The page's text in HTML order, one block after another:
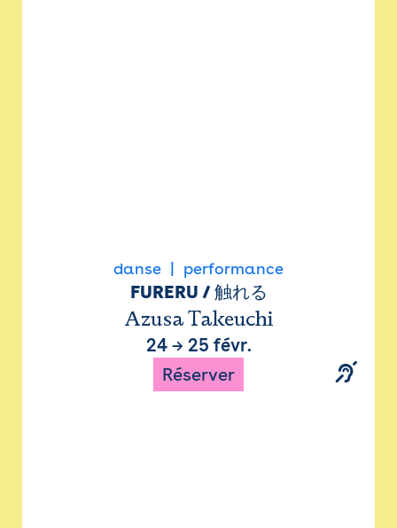
danse performance
FURERU / 触れる
Azusa Takeuchi
24→ 25 févr.
Réserver